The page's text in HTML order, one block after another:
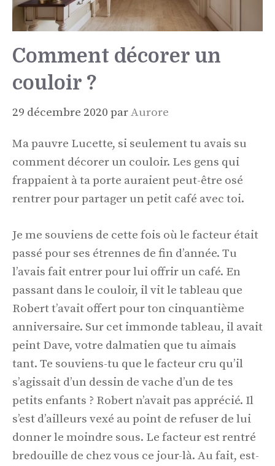
Comment décorer un
couloir ?
29 décembre 2020 parAurore
Ma pauvre Lucette, si seulement tu avais su
comment décorer un couloir. Les gens qui
frappaient à ta porte auraient peut-être osé
rentrer pour partager un petit café avec toi.
Je me souviens de cette fois où le facteur était
passé pour ses étrennes de fin d’année. Tu
l’avais fait entrer pour lui offrir un café. En
passant dans le couloir, il vit le tableau que
Robert t’avait offert pour ton cinquantième
anniversaire. Sur cet immonde tableau, il avait
peint Dave, votre dalmatien que tu aimais
tant. Te souviens-tu que le facteur cru qu’il
s’agissait d’un dessin de vache d’un de tes
petits enfants ? Robert n’avait pas apprécié. Il
s’est d’ailleurs vexé au point de refuser de lui
donner le moindre sous. Le facteur est rentré
bredouille de chez vous ce jour-là. Au fait, est-